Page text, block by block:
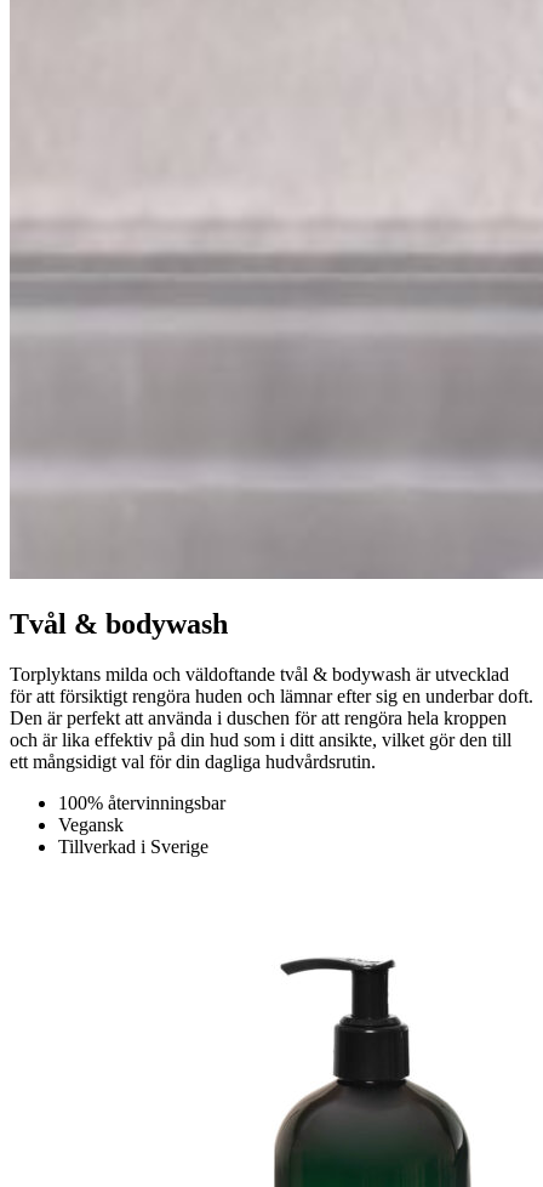
Tvål & bodywash
Torplyktans milda och väldoftande tvål & bodywash är utvecklad
för att försiktigt rengöra huden och lämnar efter sig en underbar doft.
Den är perfekt att använda i duschen för att rengöra hela kroppen
och är lika effektiv på din hud som i ditt ansikte, vilket gör den till
ett mångsidigt val för din dagliga hudvårdsrutin.
100% återvinningsbar
Vegansk
Tillverkad i Sverige